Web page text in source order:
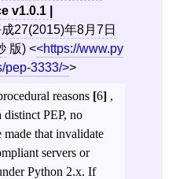
v1.0.1 |
27(2015)年8月7日
版) < https://www.py
pep-3333/ >
reasons [6],
distinct PEP, no
made that invalidate
servers or
Python 2.x. If